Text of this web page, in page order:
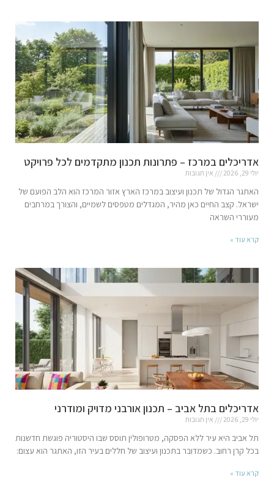
אדריכלים במרכז – פתרונות תכנון מתקדמים לכל פרויקט
יולי 29, 2026 אין תגובות
האתגר הגדול של תכנון ועיצוב במרכז הארץ אזור המרכז הוא הלב הפועם של
ישראל. קצב החיים כאן מהיר, המגדלים מטפסים לשמיים, והצורך במרחבים
מעוררי השראה
קרא עוד »
אדריכלים בתל אביב – תכנון אורבני מדויק ומודרני
יולי 29, 2026 אין תגובות
תל אביב היא עיר ללא הפסקה, מטרופולין תוסס שבו היסטוריה פוגשת חדשנות
בכל קרן רחוב. כשמדובר בתכנון ועיצוב של חללים בעיר הזו, האתגר הוא עצום:
קרא עוד »